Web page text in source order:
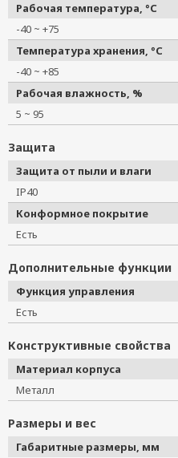
Рабочая температура, °C
-40 ~ +75
Температура хранения, °C
-40 ~ +85
Рабочая влажность, %
5 ~ 95
Защита
Защита от пыли и влаги
IP40
Конформное покрытие
Есть
Дополнительные функции
Функция управления
Есть
Конструктивные свойства
Материал корпуса
Металл
Размеры и вес
Габаритные размеры, мм